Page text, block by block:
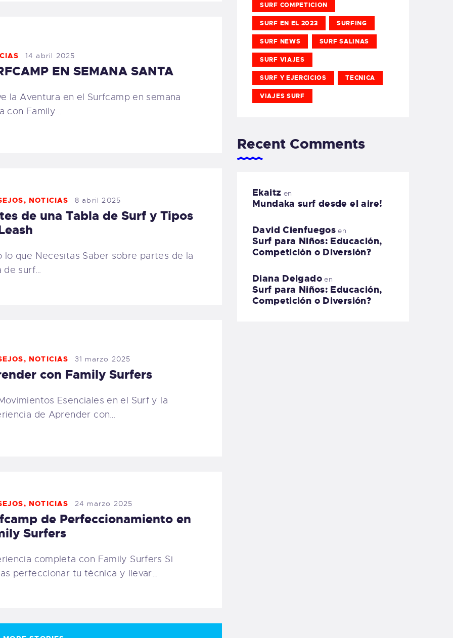
14 abril 2025
EN SEMANA SANTA
la Aventura en el Surfcamp en semana
con Family…
, NOTICIAS 8 abril 2025
de una Tabla de Surf y Tipos
lo que Necesitas Saber sobre partes de la
de surf…
, NOTICIAS 31 marzo 2025
con Family Surfers
Esenciales en el Surf y la
de Aprender con…
, NOTICIAS 24 marzo 2025
de Perfeccionamiento en
Surfers
completa con Family Surfers Si
perfeccionar tu técnica y llevar…
SURF COMPETICION
SURF EN EL 2023 SURFING
SURF NEWS SURF SALINAS
SURF VIAJES
SURF Y EJERCICIOS TECNICA
VIAJES SURF
Recent Comments
Ekaitz en
Mundaka surf desde el aire!
David Cienfuegos en
Surf para Niños: Educación,
Competición o Diversión?
Diana Delgadoen
Surf para Niños: Educación,
Competición o Diversión?